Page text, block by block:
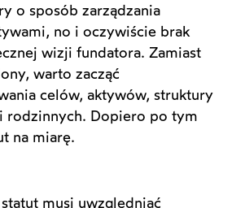
o sposób zarządzania
no i oczywiście brak
wizji fundatora. Zamiast
warto zacząć
celów, aktywów, struktury
rodzinnych. Dopiero po tym
na miarę.
musi uwzględniać